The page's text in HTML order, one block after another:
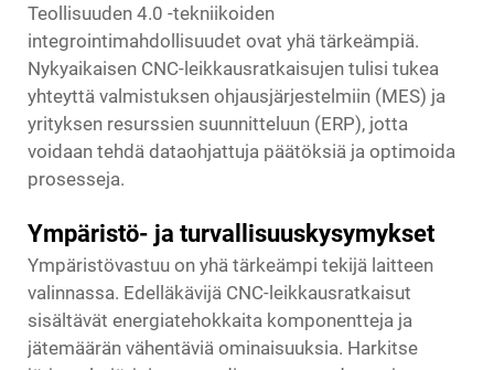
Teollisuuden 4.0 -tekniikoiden
integrointimahdollisuudet ovat yhä tärkeämpiä.
Nykyaikaisen CNC-leikkausratkaisujen tulisi tukea
yhteyttä valmistuksen ohjausjärjestelmiin (MES) ja
yrityksen resurssien suunnitteluun (ERP), jotta
voidaan tehdä dataohjattuja päätöksiä ja optimoida
prosesseja.
Ympäristö- ja turvallisuuskysymykset
Ympäristövastuu on yhä tärkeämpi tekijä laitteen
valinnassa. Edelläkävijä CNC-leikkausratkaisut
sisältävät energiatehokkaita komponentteja ja
jätemäärän vähentäviä ominaisuuksia. Harkitse